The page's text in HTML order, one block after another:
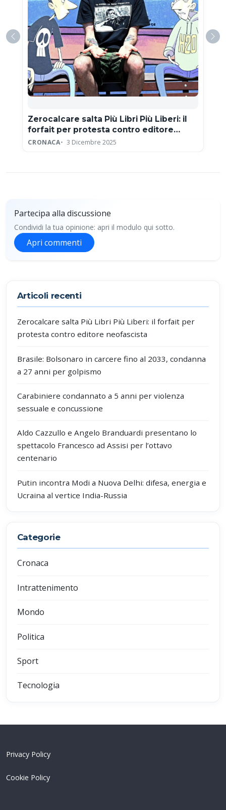
Zerocalcare salta Più Libri Più Liberi: il
forfait per protesta contro editore
neofascista
CRONACA 3 Dicembre 2025
Partecipa alla discussione
Condividi la tua opinione: apri il modulo qui sotto.
Apri commenti
Articoli recenti
Zerocalcare salta Più Libri Più Liberi: il forfait per
protesta contro editore neofascista
Brasile: Bolsonaro in carcere fino al 2033, condanna
a 27 anni per golpismo
Carabiniere condannato a 5 anni per violenza
sessuale e concussione
Aldo Cazzullo e Angelo Branduardi presentano lo
spettacolo Francesco ad Assisi per l’ottavo
centenario
Putin incontra Modi a Nuova Delhi: difesa, energia e
Ucraina al vertice India-Russia
Categorie
Cronaca
Intrattenimento
Mondo
Politica
Sport
Tecnologia
Privacy Policy
Cookie Policy